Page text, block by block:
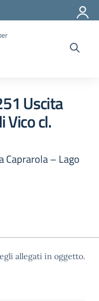
Uscita
Vico cl.
Caprarola – Lago
allegati in oggetto.